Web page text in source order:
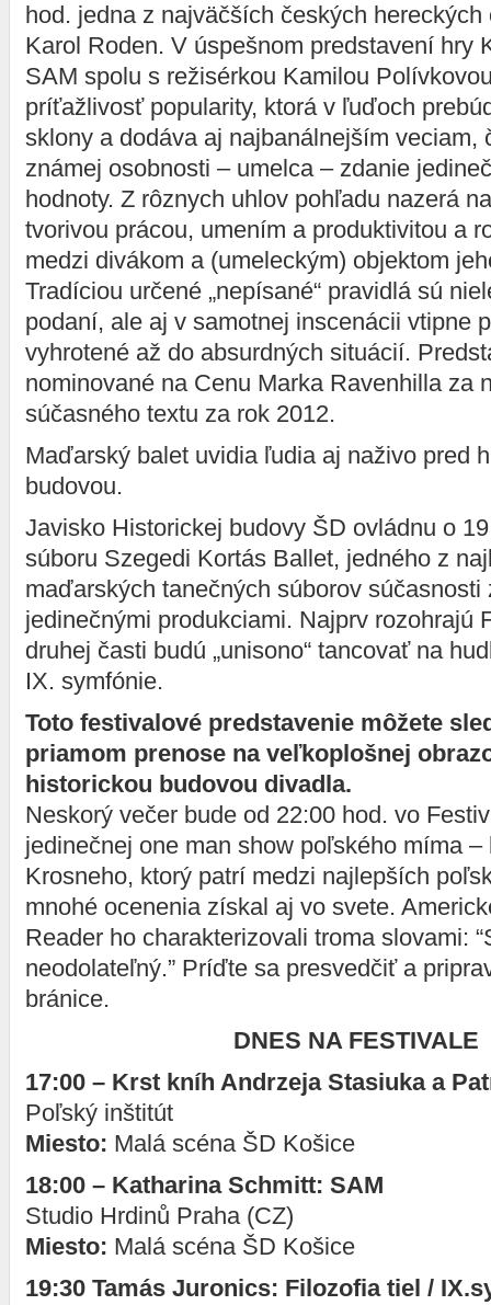
hod. jedna z najväčších českých
Karol Roden. V úspešnom predstavení hry
SAM spolu s režisérkou Kamilou
príťažlivosť popularity, ktorá v ľuďoch
sklony a dodáva aj najbanálnejším veciam,
známej osobnosti – umelca – zdanie
hodnoty. Z rôznych uhlov pohľadu nazerá
tvorivou prácou, umením a produktivitou a
medzi divákom a (umeleckým) objektom
Tradíciou určené „nepísané“ pravidlá sú
podaní, ale aj v samotnej inscenácii vtipne
vyhrotené až do absurdných situácií.
nominované na Cenu Marka Ravenhilla za
súčasného textu za rok 2012.
Maďarský balet uvidia ľudia aj naživo pred
budovou.
Javisko Historickej budovy ŠD ovládnu o
súboru Szegedi Kortás Ballet, jedného z
maďarských tanečných súborov súčasnosti
jedinečnými produkciami. Najprv rozohrajú
druhej časti budú „unisono“ tancovať na
IX. symfónie.
Toto festivalové predstavenie môžete
priamom prenose na veľkoplošnej
historickou budovou divadla.
Neskorý večer bude od 22:00 hod. vo
jedinečnej one man show poľského míma
Krosneho, ktorý patrí medzi najlepších
mnohé ocenenia získal aj vo svete.
Reader ho charakterizovali troma slovami:
neodolateľný.” Príďte sa presvedčiť a
bránice.
DNES NA FESTIVALE
17:00 – Krst kníh Andrzeja Stasiuka a
Poľský inštitút
Miesto: Malá scéna ŠD Košice
18:00 – Katharina Schmitt: SAM
Studio Hrdinů Praha (CZ)
Miesto: Malá scéna ŠD Košice
19:30 Tamás Juronics: Filozofia tiel /